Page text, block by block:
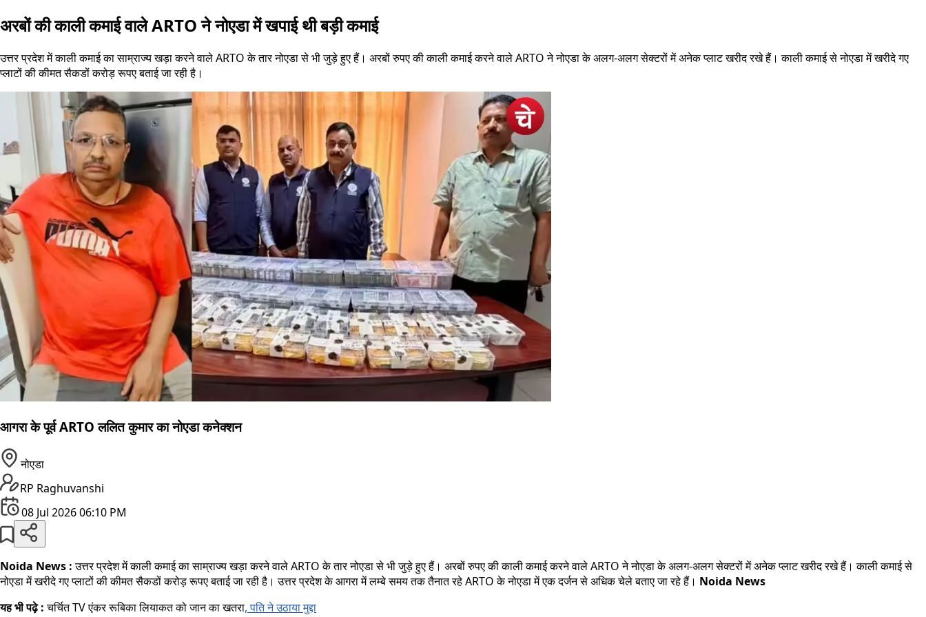
अरबों की काली कमाई वाले ARTO ने नोएडा में खपाई थी बड़ी कमाई
उत्तर प्रदेश में काली कमाई का साम्राज्य खड़ा करने वाले ARTO के तार नोएडा से भी जुड़े हुए हैं। अरबों रुपए की काली कमाई करने वाले ARTO ने नोएडा के अलग-अलग सेक्टरों में अनेक प्लाट खरीद रखे हैं। काली कमाई से नोएडा में खरीदे गए
प्लाटों की कीमत सैकडों करोड़ रूपए बताई जा रही है।
आगरा के पूर्व ARTO ललित कुमार का नोएडा कनेक्शन
नोएडा
RP Raghuvanshi
08 Jul 2026 06:10 PM
Noida News :उत्तर प्रदेश में काली कमाई का साम्राज्य खड़ा करने वाले ARTO के तार नोएडा से भी जुड़े हुए हैं। अरबों रुपए की काली कमाई करने वाले ARTO ने नोएडा के अलग-अलग सेक्टरों में अनेक प्लाट खरीद रखे हैं। काली कमाई से
नोएडा में खरीदे गए प्लाटों की कीमत सैकडों करोड़ रूपए बताई जा रही है। उत्तर प्रदेश के आगरा में लम्बे समय तक तैनात रहे ARTO के नोएडा में एक दर्जन से अधिक चेले बताए जा रहे हैं। Noida News
यह भी पढ़े :चर्चित TV एंकर रूबिका लियाकत को जान का खतरा, पति ने उठाया मुद्दा